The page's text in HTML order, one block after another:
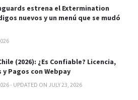
estrena el Extermination
nuevos y un menú que se mudó
(2026): ¿Es Confiable? Licencia,
y Pagos con Webpay
- UPDATED ON JULY 23, 2026